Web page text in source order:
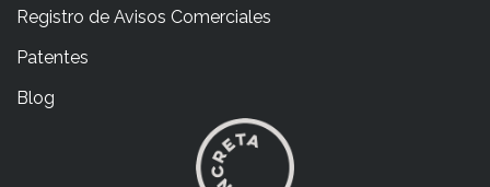
Registro de Avisos Comerciales
Patentes
Blog